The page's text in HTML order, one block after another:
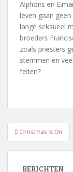
Alphons en
leven gaan
lange seksueel
broeders
zoals priesters
stemmen en
feiten?
Bericht
navigatie
Christmas Is On
BERICHTEN